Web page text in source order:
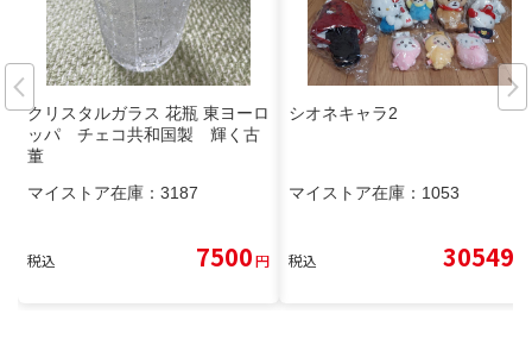
クリスタルガラス 花瓶 東ヨーロ
ッパ チェコ共和国製 輝く古
董
マイストア在庫： 3187
税込 7500円
シオネキャラ2
マイストア在庫： 1053
税込 30549